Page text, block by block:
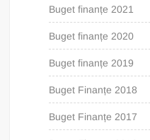
Buget finanțe 2021
Buget finanțe 2020
Buget finanțe 2019
Buget Finanțe 2018
Buget Finanțe 2017